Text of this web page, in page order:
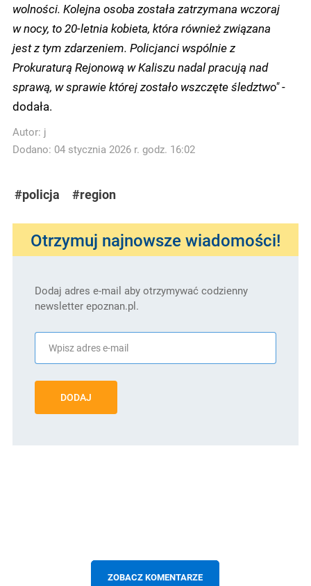
wolności. Kolejna osoba została zatrzymana wczoraj
w nocy, to 20-letnia kobieta, która również związana
jest z tym zdarzeniem. Policjanci wspólnie z
Prokuraturą Rejonową w Kaliszu nadal pracują nad
sprawą, w sprawie której zostało wszczęte śledztwo"-
dodała.
Autor: j
Dodano: 04 stycznia 2026 r. godz. 16:02
#policja #region
Otrzymuj najnowsze wiadomości!
Dodaj adres e-mail aby otrzymywać codzienny
newsletter epoznan.pl.
DODAJ
ZOBACZ KOMENTARZE